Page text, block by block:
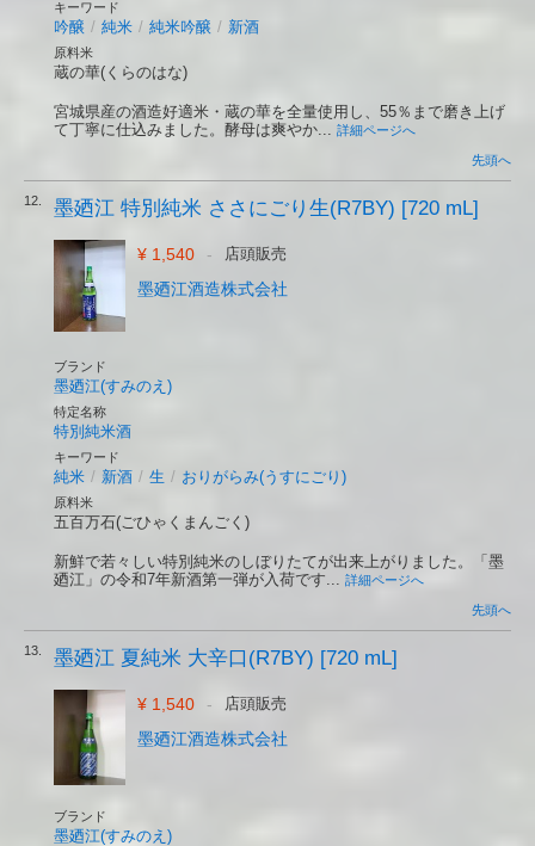
キーワード
吟醸 / 純米 / 純米吟醸 / 新酒
原料米
蔵の華(くらのはな)
宮城県産の酒造好適米・蔵の華を全量使用し、55％まで磨き上げ
て丁寧に仕込みました。酵母は爽やか... 詳細ページへ
先頭へ
12. 墨廼江 特別純米 ささにごり生(R7BY) [720 mL]
¥ 1,540 - 店頭販売
墨廼江酒造株式会社
ブランド
墨廼江(すみのえ)
特定名称
特別純米酒
キーワード
純米 / 新酒 / 生 / おりがらみ(うすにごり)
原料米
五百万石(ごひゃくまんごく)
新鮮で若々しい特別純米のしぼりたてが出来上がりました。「墨
廼江」の令和7年新酒第一弾が入荷です... 詳細ページへ
先頭へ
13. 墨廼江 夏純米 大辛口(R7BY) [720 mL]
¥ 1,540 - 店頭販売
墨廼江酒造株式会社
ブランド
墨廼江(すみのえ)